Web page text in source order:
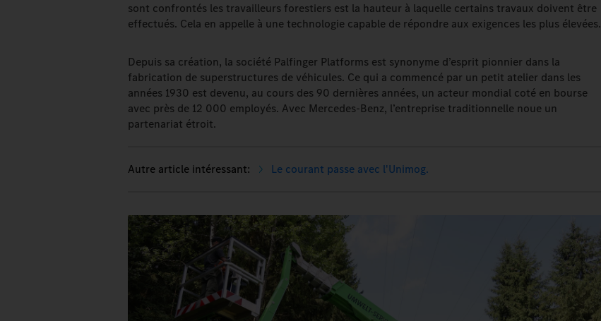
sont confrontés les travailleurs forestiers est la hauteur à laquelle certains travaux doivent être
effectués. Cela en appelle à une technologie capable de répondre aux exigences les plus élevées.
Depuis sa création, la société Palfinger Platforms est synonyme d’esprit pionnier dans la
fabrication de superstructures de véhicules. Ce qui a commencé par un petit atelier dans les
années 1930 est devenu, au cours des 90 dernières années, un acteur mondial coté en bourse
avec près de 12 000 employés. Avec Mercedes-Benz, l’entreprise traditionnelle noue un
partenariat étroit.
Le courant passe avec l'Unimog.